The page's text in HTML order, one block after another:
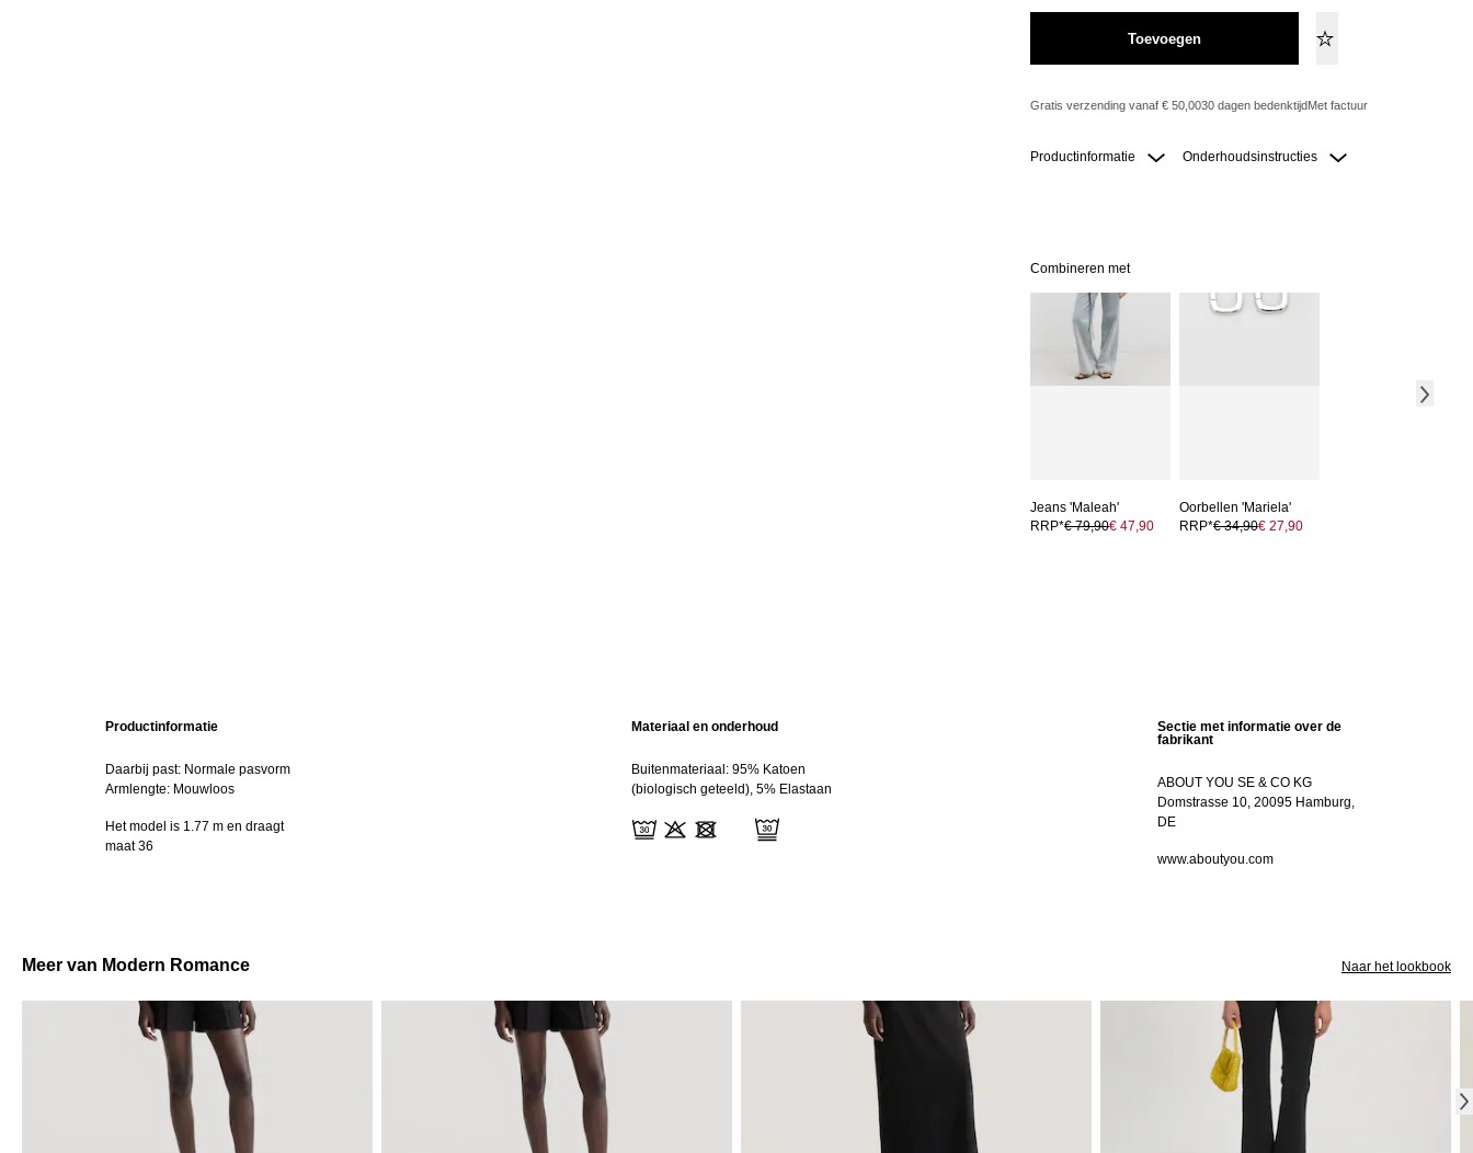
Toevoegen
Gratis verzending vanaf € 50,0030 dagen bedenktijdMet factuur
Productinformatie Onderhoudsinstructies
Combineren met
Jeans 'Maleah'
RRP*€ 79,90€ 47,90
Oorbellen 'Mariela'
RRP*€ 34,90€ 27,90
Productinformatie
Daarbij past: Normale pasvorm
Armlengte: Mouwloos
Het model is 1.77 m en draagt
maat 36
Materiaal en onderhoud
Buitenmateriaal: 95% Katoen
(biologisch geteeld), 5% Elastaan
Sectie met informatie over de
fabrikant
ABOUT YOU SE & CO KG
Domstrasse 10, 20095 Hamburg,
DE
www.aboutyou.com
Meer van Modern Romance Naar het lookbook